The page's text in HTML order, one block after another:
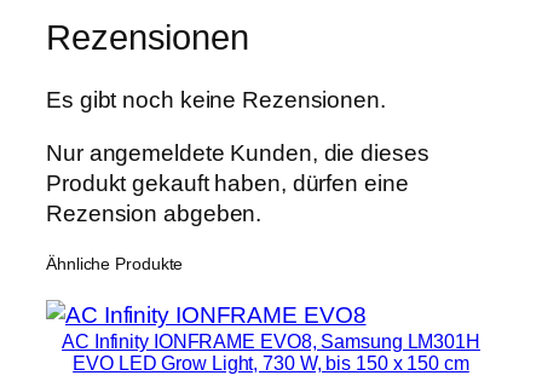
l
t
M
e
n
e
Rezensionen
Es gibt noch keine Rezensionen.
Nur angemeldete Kunden, die dieses
Produkt gekauft haben, dürfen eine
Rezension abgeben.
Ähnliche Produkte
AC Infinity IONFRAME EVO8, Samsung LM301H
EVO LED Grow Light, 730 W, bis 150 x 150 cm